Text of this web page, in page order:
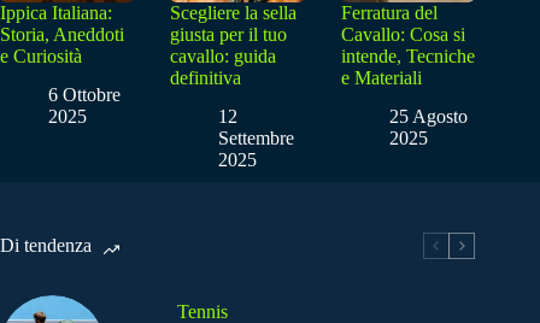
Ippica Italiana:
Storia, Aneddoti
e Curiosità
6 Ottobre
2025
Scegliere la sella
giusta per il tuo
cavallo: guida
definitiva
12
Settembre
2025
Ferratura del
Cavallo: Cosa si
intende, Tecniche
e Materiali
25 Agosto
2025
Di tendenza
Tennis